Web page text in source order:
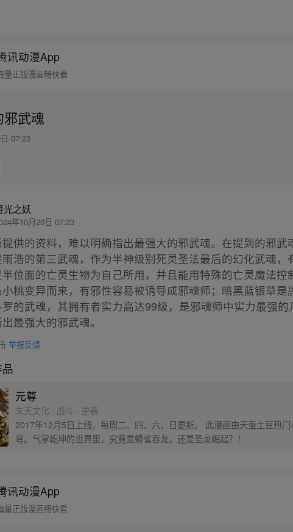
讯动漫App
量正版漫画畅快看
邪武魂
07:23
光之妖
年10月20日 07:23
供的资料，难以明确指出最强大的邪武魂。在提到的邪
浩的第三武魂，作为半神级别死灵圣法最后的幻化武魂
位面的亡灵生物为自己所用，并且能用特殊的亡灵魔法
桃变异而来，有邪性容易被诱导成邪魂师；暗黑蓝银草
的武魂，其拥有者实力高达99级，是邪魂师中实力最强
最强大的邪武魂。
举报反馈
元尊
未天文化 · 战斗 · 逆袭
2017年12月5日上线，每周二、四、六、日更新。 此漫画由天蚕土豆热
穹。气掌乾坤的世界里，究竟是蟒雀吞龙，还是圣龙崛起？！
讯动漫App
量正版漫画畅快看